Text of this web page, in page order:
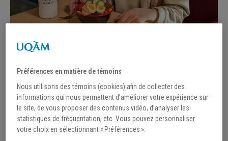
23 décembre 2021
PARTENARIAT
Par Jean-François Ducharme, Actualités UQAM
Préférences en matière de témoins
Nous utilisons des témoins (cookies) afin de collecter des
informations qui nous permettent d’améliorer votre expérience sur
le site, de vous proposer des contenus vidéo, d’analyser les
statistiques de fréquentation, etc. Vous pouvez personnaliser
votre choix en sélectionnant « Préférences ».